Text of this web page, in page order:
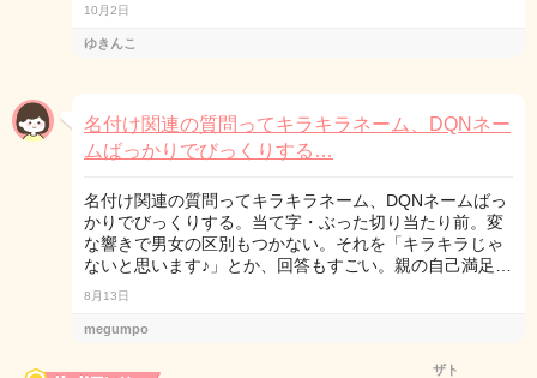
10月2日
ゆきんこ
名付け関連の質問ってキラキラネーム、DQNネー
ムばっかりでびっくりする…
名付け関連の質問ってキラキラネーム、DQNネームばっ
かりでびっくりする。当て字・ぶった切り当たり前。変
な響きで男女の区別もつかない。それを「キラキラじゃ
ないと思います♪」とか、回答もすごい。親の自己満足…
8月13日
megumpo
ザト